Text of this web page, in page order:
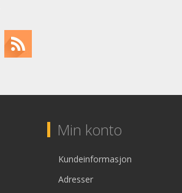
Min konto
Kundeinformasjon
Adresser